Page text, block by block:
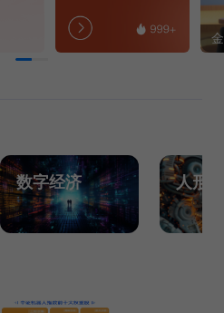
数字经济 人形